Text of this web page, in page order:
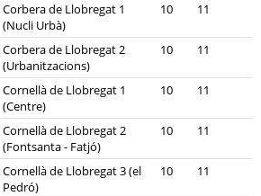
Corbera de Llobregat 1
(Nucli Urbà)
10 11
Corbera de Llobregat 2
(Urbanitzacions)
10 11
Cornellà de Llobregat 1
(Centre)
10 11
Cornellà de Llobregat 2
(Fontsanta - Fatjó)
10 11
Cornellà de Llobregat 3 (el
Pedró)
10 11